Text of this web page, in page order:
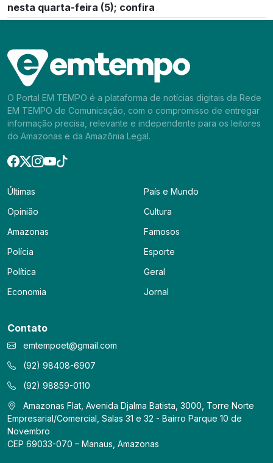
nesta quarta-feira (5); confira
O Portal EM TEMPO é a plataforma de notícias digitais da Rede
EM TEMPO de Comunicação, com o compromisso de entregar
informação precisa, relevante e independente para os leitores
do Amazonas e da Amazônia Legal.
Últimas
Opinião
Amazonas
Polícia
Política
Economia
País e Mundo
Cultura
Famosos
Esporte
Geral
Jornal
Contato
emtempoet@gmail.com
(92) 98408-6907
(92) 98859-0110
Amazonas Flat, Avenida Djalma Batista, 3000, Torre Norte
Empresarial/Comercial, Salas 31 e 32 - Bairro Parque 10 de
Novembro
CEP 69033-070 – Manaus, Amazonas